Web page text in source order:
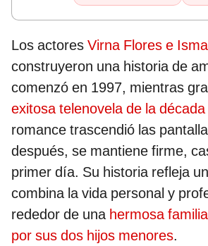
Los actores Virna Flores e
construyeron una historia de
comenzó en 1997, mientras
exitosa telenovela de la
romance trascendió las
después, se mantiene firme,
primer día. Su historia refleja
combina la vida personal y
rededor de unahermosa
por sus dos hijos menores.